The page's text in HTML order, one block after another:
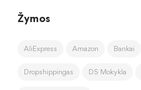
Žymos
AliExpress Amazon Bankai
Dropshippingas DS Mokykla